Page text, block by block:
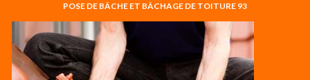
POSE DE BÂCHE ET BÂCHAGE DE TOITURE 93